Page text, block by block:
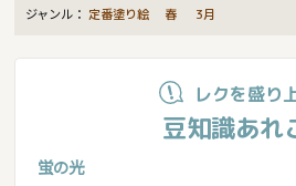
ジャンル： 定番塗り絵 春 3月
レクを盛り
豆知識あれ
蛍の光